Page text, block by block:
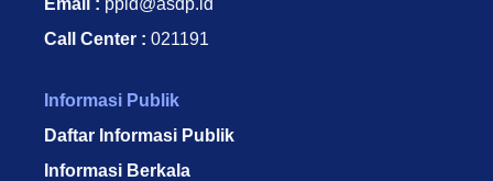
Email : ppid@asdp.id
Call Center : 021191
Informasi Publik
Daftar Informasi Publik
Informasi Berkala